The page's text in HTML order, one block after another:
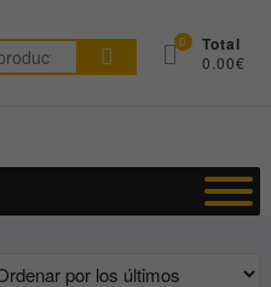
Buscar
por:
0 Total
0.00€